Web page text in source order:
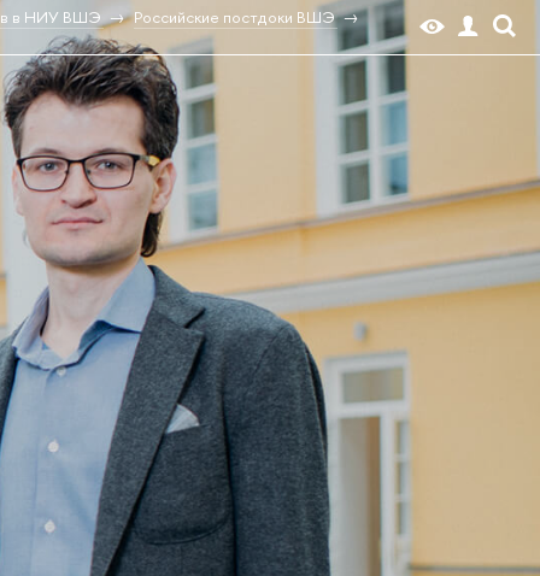
в НИУ ВШЭ Российские постдоки ВШЭ